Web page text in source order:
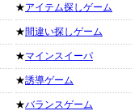
★アイテム探しゲーム
★間違い探しゲーム
★マインスイーパ
★誘導ゲーム
★バランスゲーム